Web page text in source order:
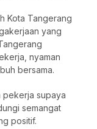
Kota Tangerang
yang
nyaman
bersama.
pekerja supaya
semangat
positif.